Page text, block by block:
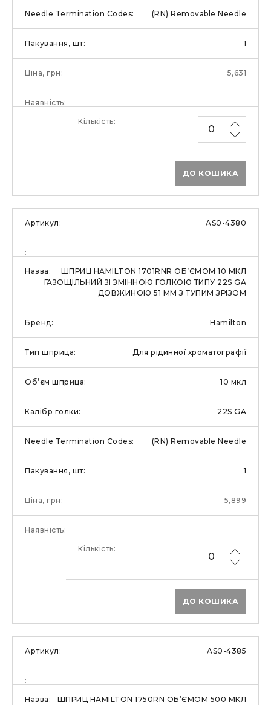
(RN) Removable Needle
1
5,631
ДО КОШИКА
AS0-4380
ШПРИЦ HAMILTON 1701RNR ОБ’ЄМОМ 10 МКЛ
ГАЗОЩІЛЬНИЙ ЗІ ЗМІННОЮ ГОЛКОЮ ТИПУ 22S GA
ДОВЖИНОЮ 51 ММ З ТУПИМ ЗРІЗОМ
Hamilton
Для рідинної хроматографії
10 мкл
22S GA
(RN) Removable Needle
1
5,899
ДО КОШИКА
AS0-4385
ШПРИЦ HAMILTON 1750RN ОБ’ЄМОМ 500 МКЛ